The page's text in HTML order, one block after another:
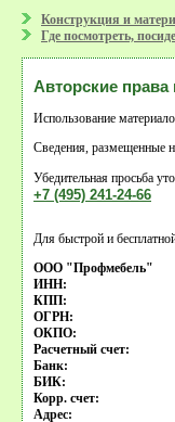
Конструкция и
Где посмотреть,
Авторские
Использование
Сведения, размещенные
Убедительная просьба
+7 (495) 241-24-66
Для быстрой и
ООО "Профмебель"
ИНН:
КПП:
ОГРН:
ОКПО:
Расчетный счет:
Банк:
БИК:
Корр. счет:
Адрес: